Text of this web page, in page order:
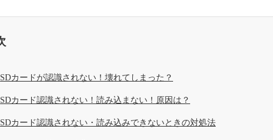
SDカードが認識されない！壊れてしまった？
SDカード認識されない！読み込まない！原因は？
SDカード認識されない・読み込みできないときの対処法